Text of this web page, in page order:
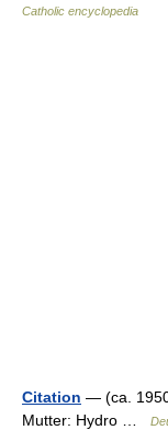
Catholic encyclopedia
Citation — (ca.
Mutter: Hydro …